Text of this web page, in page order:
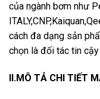
của ngành bơm như
cách đa dạng sản
chọn là đối tác tin
II.MÔ TẢ CHI TIẾT